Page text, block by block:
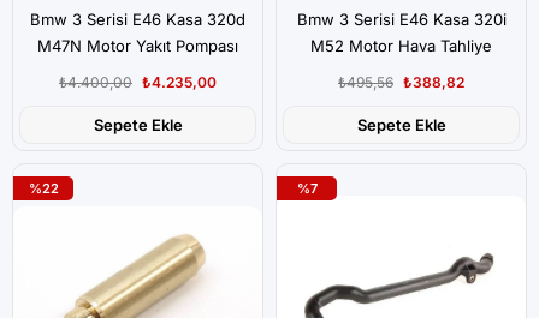
Bmw 3 Serisi E46 Kasa 320d
M47N Motor Yakıt Pompası
₺4.235,00
₺4.400,00
Sepete Ekle
Bmw 3 Serisi E46 Kasa 320i
M52 Motor Hava Tahliye
₺388,82
₺495,56
Sepete Ekle
%22 %7